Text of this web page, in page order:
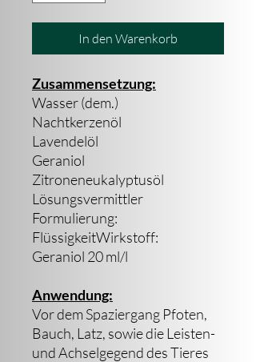
In den Warenkorb
Zusammensetzung:
Wasser (dem.)
Nachtkerzenöl
Lavendelöl
Geraniol
Zitroneneukalyptusöl
Lösungsvermittler
Formulierung:
FlüssigkeitWirkstoff:
Geraniol 20 ml/l
Anwendung:
Vor dem Spaziergang Pfoten,
Bauch, Latz, sowie die Leisten-
und Achselgegend des Tieres